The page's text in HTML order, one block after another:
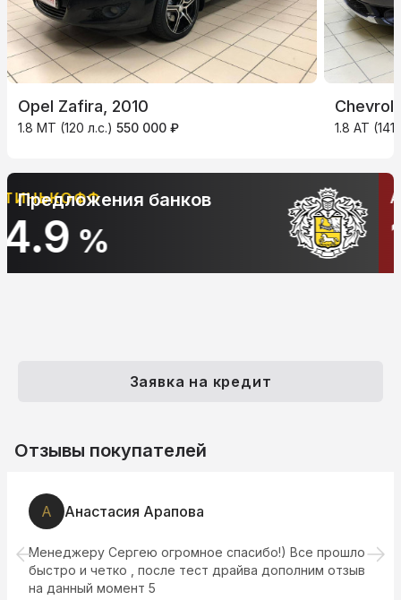
Opel Zafira, 2010
1.8 MT (120 л.с.) 550 000 ₽ 1.8 AT
АЛЬФА-БАНК
10.9
Предложения банков
Заявка на кредит
Отзывы покупателей
А Анастасия Арапова
Менеджеру Сергею огромное спасибо!) Все прошло
быстро и четко , после тест драйва дополним отзыв
на данный момент 5